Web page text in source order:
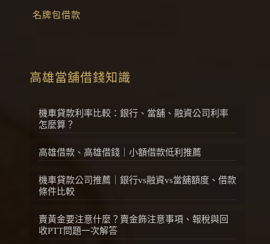
名牌包借款
高雄當舖借錢知識
機車貸款利率比較：銀行、當舖、融資公司利率
怎麼算？
高雄借款、高雄借錢｜小額借款低利推薦
機車貸款公司推薦｜銀行vs融資vs當舖額度、借款
條件比較
賣黃金要注意什麼？賣金飾注意事項、報稅與回
收PTT問題一次解答